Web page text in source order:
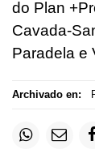
do Plan
Cavada-
Paradela e
Archivado en: